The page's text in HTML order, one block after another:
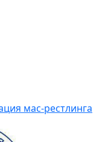
мас-рестлинга